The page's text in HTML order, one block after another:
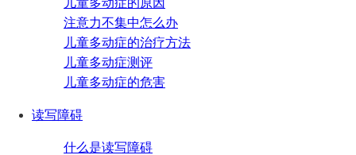
儿童多动症的原因
注意力不集中怎么办
儿童多动症的治疗方法
儿童多动症测评
儿童多动症的危害
读写障碍
什么是读写障碍